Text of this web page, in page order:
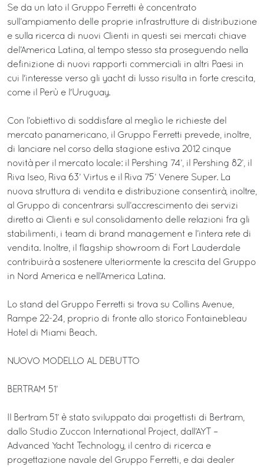
Se da un lato il Gruppo Ferretti è concentrato
sull’ampiamento delle proprie infrastrutture di distribuzione
e sulla ricerca di nuovi Clienti in questi sei mercati chiave
del’America Latina, al tempo stesso sta proseguendo nella
definizione di nuovi rapporti commerciali in altri Paesi in
cui l'interesse verso gli yacht di lusso risulta in forte crescita,
come il Perù e l'Uruguay.
Con l’obiettivo di soddisfare al meglio le richieste del
mercato panamericano, il Gruppo Ferretti prevede, inoltre,
di lanciare nel corso della stagione estiva 2012 cinque
novità per il mercato locale: il Pershing 74’, il Pershing 82’, il
Riva Iseo, Riva 63’ Virtus e il Riva 75’ Venere Super. La
nuova struttura di vendita e distribuzione consentirà, inoltre,
al Gruppo di concentrarsi sull’accrescimento dei servizi
diretto ai Clienti e sul consolidamento delle relazioni fra gli
stabilimenti, i team di brand management e l’intera rete di
vendita. Inoltre, il flagship showroom di Fort Lauderdale
contribuirà a sostenere ulteriormente la crescita del Gruppo
in Nord America e nell’America Latina.
Lo stand del Gruppo Ferretti si trova su Collins Avenue,
Rampe 22-24, proprio di fronte allo storico Fontainebleau
Hotel di Miami Beach.
NUOVO MODELLO AL DEBUTTO
BERTRAM 51’
Il Bertram 51’ è stato sviluppato dai progettisti di Bertram,
dallo Studio Zuccon International Project, dall’AYT –
Advanced Yacht Technology, il centro di ricerca e
progettazione navale del Gruppo Ferretti, e dai dealer